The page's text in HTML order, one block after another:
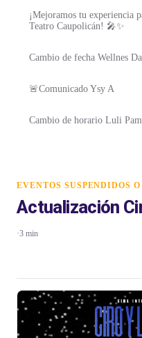
¡Mejoramos tu experiencia
Teatro Caupolicán! 🎤✨
Cambio de fecha Wellnes
🚨Comunicado Ysy A
Cambio de horario Luli
EVENTOS SUSPENDIDOS
Actualización
·3 min